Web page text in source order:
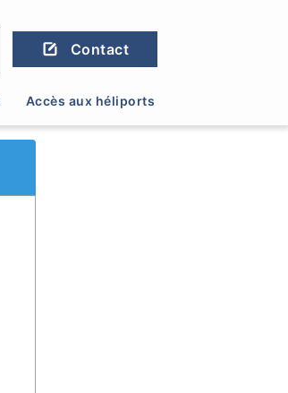
Contact
Accès aux héliports